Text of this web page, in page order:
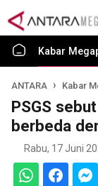
Kabar
ANTARA Kabar
PSGS
berbeda
Rabu, 17 Juni